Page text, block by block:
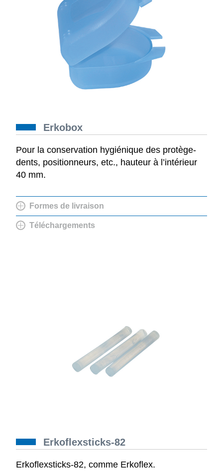
Erkobox
Pour la conservation hygiénique des protège-
dents, positionneurs, etc., hauteur à l’intérieur
40 mm.
Formes de livraison
Téléchargements
Erkoflexsticks-82
Erkoflexsticks-82, comme Erkoflex.